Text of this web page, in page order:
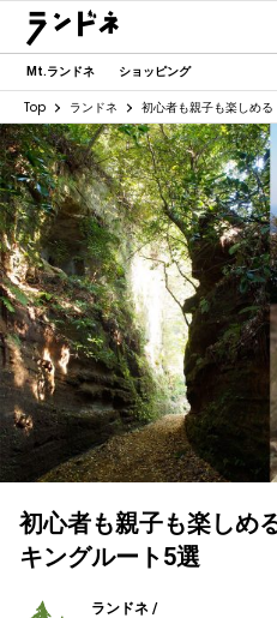
Mt.ランドネ ショッピング
Top ランドネ 初心者も親子も楽しめ
初心者も親子も楽し
キングルート5選
ランドネ /